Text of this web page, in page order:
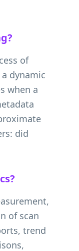
of
dynamic
when a
did
of scan
trend